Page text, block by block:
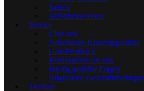
Safaris
Selbstfahrerreisen
Service
Über uns
Noluthando Kindertagesstätte
Gast-Feedback
Kontaktieren Sie uns
Häufig gestellte Fragen
Allgemeine
Termine